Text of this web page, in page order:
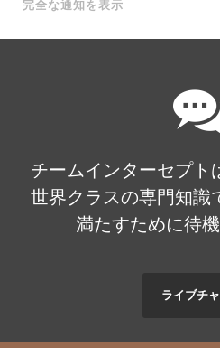
完全な通知を表示
チームインターセプト
世界クラスの専門知識
満たすために待機
ライブチ